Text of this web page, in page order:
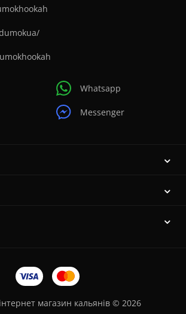
Whatsapp
Messenger
магазин кальянів © 2026